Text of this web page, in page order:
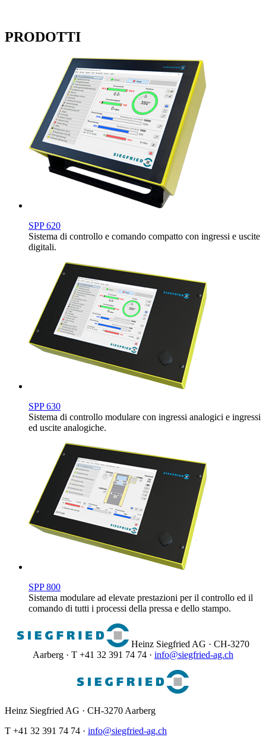
PRODOTTI
SPP 620
Sistema di controllo e comando compatto con ingressi e uscite
digitali.
SPP 630
Sistema di controllo modulare con ingressi analogici e ingressi
ed uscite analogiche.
SPP 800
Sistema modulare ad elevate prestazioni per il controllo ed il
comando di tutti i processi della pressa e dello stampo.
Heinz Siegfried AG · CH-3270
Aarberg · T +41 32 391 74 74 · info@siegfried-ag.ch
Heinz Siegfried AG · CH-3270 Aarberg
T +41 32 391 74 74 · info@siegfried-ag.ch